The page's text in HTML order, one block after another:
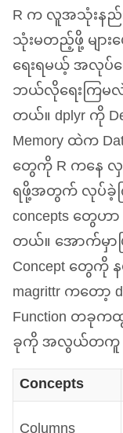
R က လူအသုံးန
သုံးမတည့်ဖို့ မျာ
ရေးရမယ့် အလုပ်တွ
ဘယ်လိုရေးကြမလဲ
တယ်။ dplyr ကို
Memory ထဲက
တွေကို R ကနေ
ရဖို့အတွက် လုပ်ခဲ့
concepts တွေဟ
တယ်။ အောက်မှာ
Concept တွေကို
magrittr ကတော့
Function တခု
ခုကို အလွယ်တကူ
Concepts